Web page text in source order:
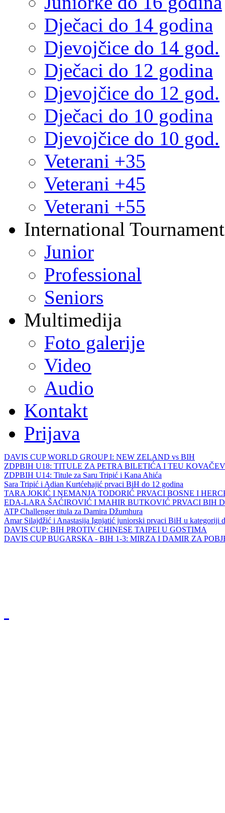
Dječaci do 14 godina
Djevojčice do 14 god.
Dječaci do 12 godina
Djevojčice do 12 god.
Dječaci do 10 godina
Djevojčice do 10 god.
Veterani +35
Veterani +45
Veterani +55
International
Junior
Professional
Seniors
Multimedija
Foto galerije
Video
Audio
Kontakt
Prijava
DAVIS CUP WORLD GROUP I: NEW ZELAND vs BIH
ZDPBIH U18: TITULE ZA PETRA BILETIĆA I TEU
ZDPBIH U14: Titule za Saru Tripić i Kana Ahića
Sara Tripić i Adian Kurtćehajić prvaci BiH do 12 godina
TARA JOKIĆ I NEMANJA TODORIĆ PRVACI BOSNE I
EDA-LARA ŠAĆIROVIĆ I MAHIR BUTKOVIĆ PRVACI BIH
ATP Challenger titula za Damira Džumhura
Amar Silajdžić i Anastasija Ignjatić juniorski prvaci BiH u kategoriji
DAVIS CUP: BIH PROTIV CHINESE TAIPEI U GOSTIMA
DAVIS CUP BUGARSKA - BIH 1-3: MIRZA I DAMIR ZA